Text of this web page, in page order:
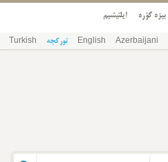
بیزه گؤره ایلتیشیم
Azerbaijani
English تورکجه Turkish